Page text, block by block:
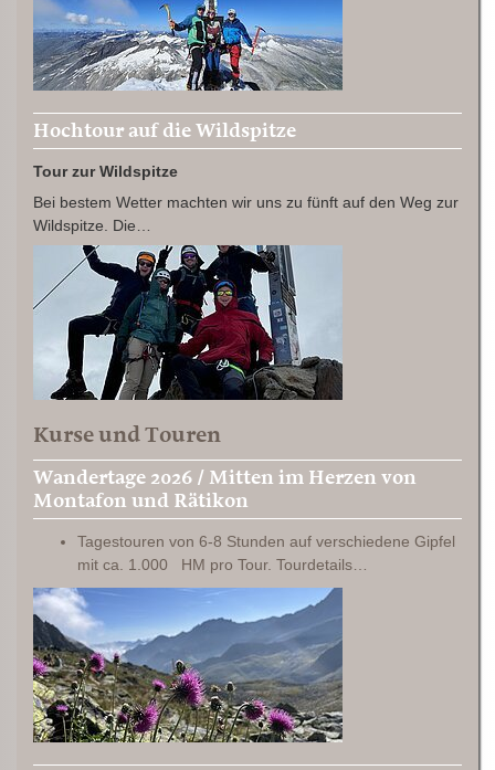
Hochtour auf die Wildspitze
Tour zur Wildspitze
Bei bestem Wetter machten wir uns zu fünft auf den Weg zur
Wildspitze. Die…
Kurse und Touren
Wandertage 2026 / Mitten im Herzen von
Montafon und Rätikon
Tagestouren von 6-8 Stunden auf verschiedene Gipfel
mit ca. 1.000 HM pro Tour. Tourdetails…